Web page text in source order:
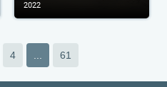
2022
4 61